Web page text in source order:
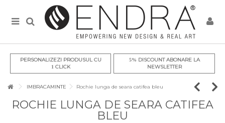
PERSONALIZEZI PRODUSUL CU
1CLICK
5% DISCOUNT ABONARE LA
NEWSLETTER
IMBRACAMINTE Rochie lunga de seara catifea bleu
ROCHIE LUNGA DE SEARA CATIFEA
BLEU